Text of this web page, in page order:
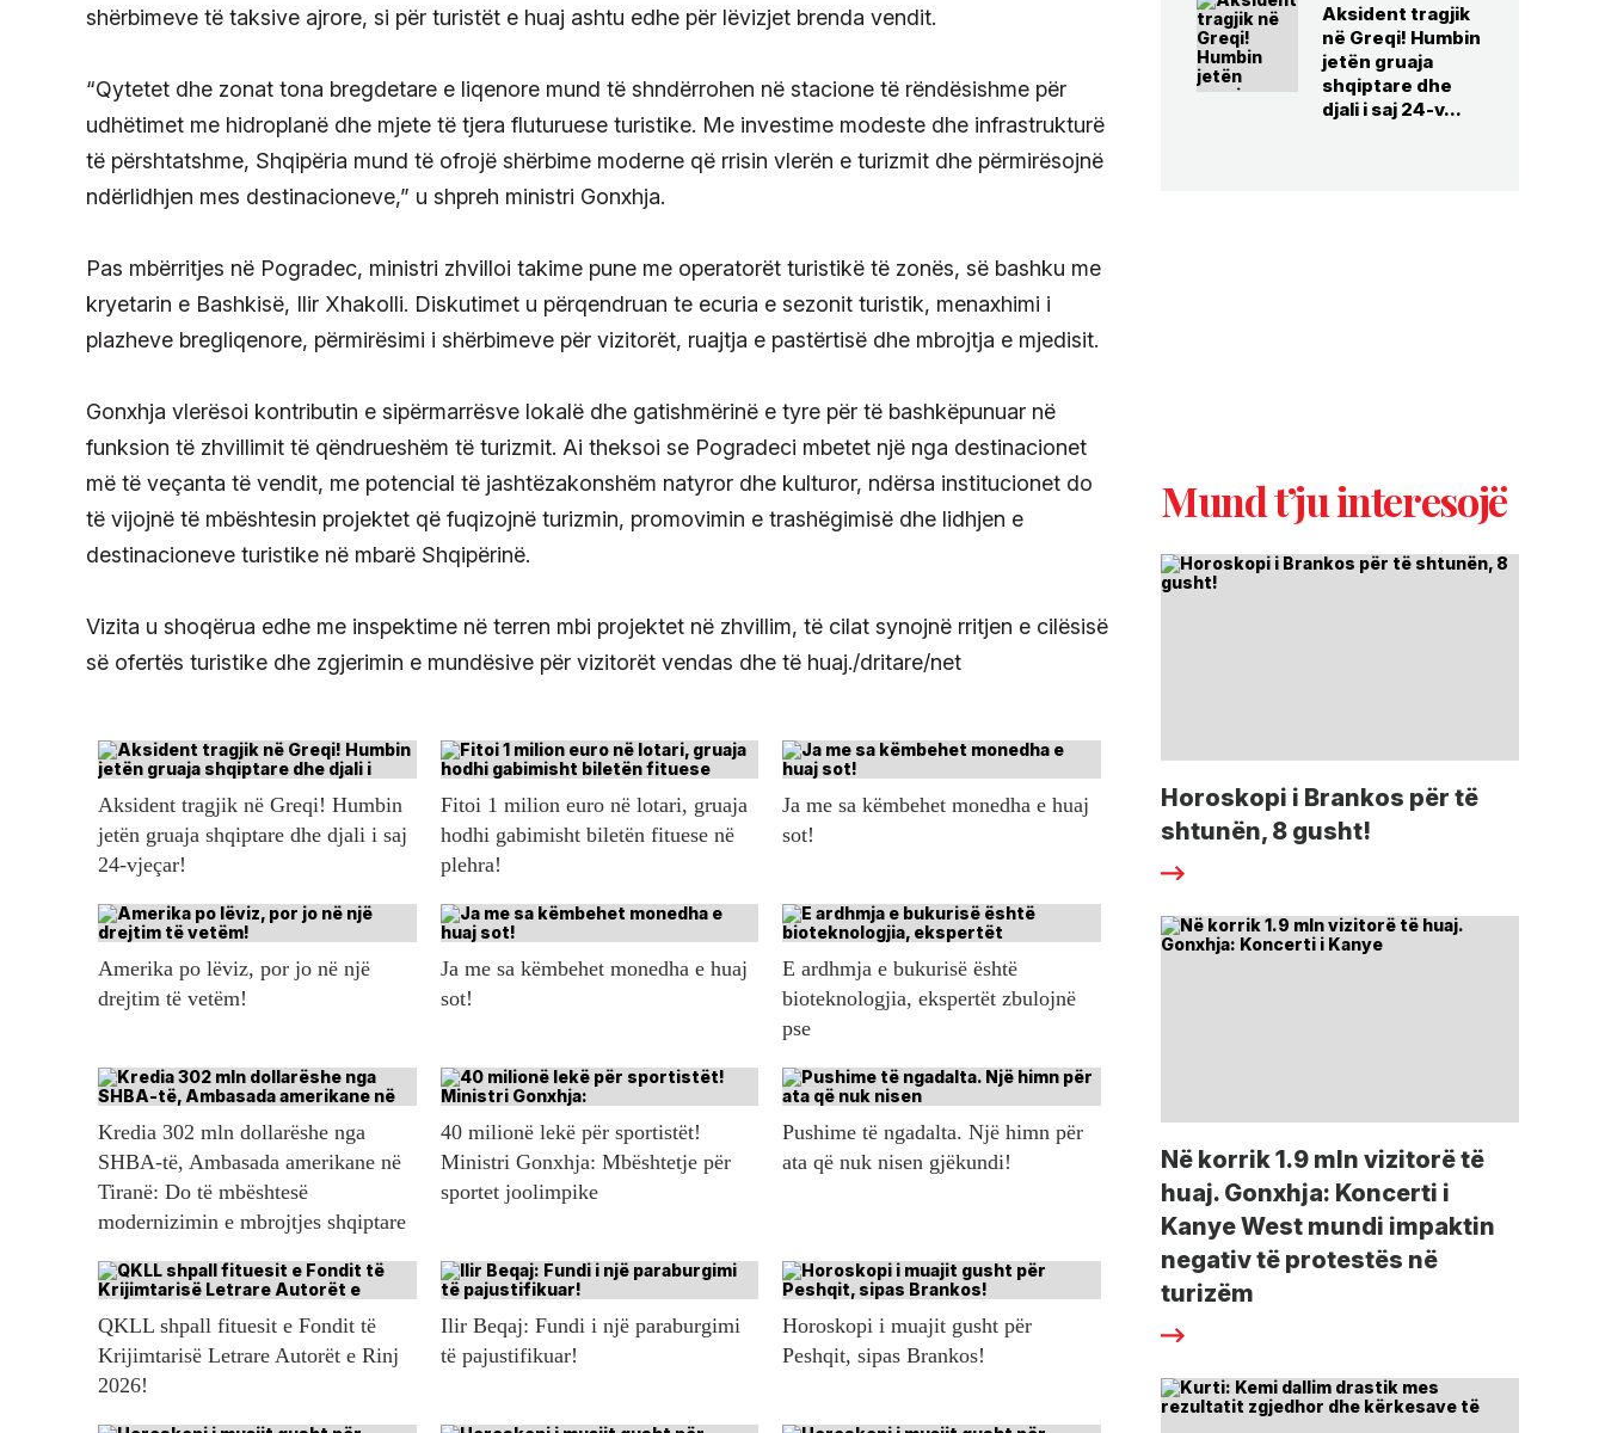
shërbimeve të taksive ajrore, si për turistët e huaj ashtu edhe për lëvizjet brenda vendit.
“Qytetet dhe zonat tona bregdetare e liqenore mund të shndërrohen në stacione të rëndësishme për
udhëtimet me hidroplanë dhe mjete të tjera fluturuese turistike. Me investime modeste dhe infrastrukturë
të përshtatshme, Shqipëria mund të ofrojë shërbime moderne që rrisin vlerën e turizmit dhe përmirësojnë
ndërlidhjen mes destinacioneve,” u shpreh ministri Gonxhja.
Pas mbërritjes në Pogradec, ministri zhvilloi takime pune me operatorët turistikë të zonës, së bashku me
kryetarin e Bashkisë, Ilir Xhakolli. Diskutimet u përqendruan te ecuria e sezonit turistik, menaxhimi i
plazheve bregliqenore, përmirësimi i shërbimeve për vizitorët, ruajtja e pastërtisë dhe mbrojtja e mjedisit.
Gonxhja vlerësoi kontributin e sipërmarrësve lokalë dhe gatishmërinë e tyre për të bashkëpunuar në
funksion të zhvillimit të qëndrueshëm të turizmit. Ai theksoi se Pogradeci mbetet një nga destinacionet
më të veçanta të vendit, me potencial të jashtëzakonshëm natyror dhe kulturor, ndërsa institucionet do
të vijojnë të mbështesin projektet që fuqizojnë turizmin, promovimin e trashëgimisë dhe lidhjen e
destinacioneve turistike në mbarë Shqipërinë.
Vizita u shoqërua edhe me inspektime në terren mbi projektet në zhvillim, të cilat synojnë rritjen e cilësisë
së ofertës turistike dhe zgjerimin e mundësive për vizitorët vendas dhe të huaj./dritare/net
Aksident tragjik në Greqi! Humbin
jetën gruaja shqiptare dhe djali i saj
24-vjeçar!
Fitoi 1 milion euro në lotari, gruaja
hodhi gabimisht biletën fituese në
plehra!
Ja me sa këmbehet monedha e huaj
sot!
Amerika po lëviz, por jo në një
drejtim të vetëm!
Ja me sa këmbehet monedha e huaj
sot!
E ardhmja e bukurisë është
bioteknologjia, ekspertët zbulojnë
pse
Kredia 302 mln dollarëshe nga
SHBA-të, Ambasada amerikane në
Tiranë: Do të mbështesë
modernizimin e mbrojtjes shqiptare
40 milionë lekë për sportistët!
Ministri Gonxhja: Mbështetje për
sportet joolimpike
Pushime të ngadalta. Një himn për
ata që nuk nisen gjëkundi!
QKLL shpall fituesit e Fondit të
Krijimtarisë Letrare Autorët e Rinj
2026!
Ilir Beqaj: Fundi i një paraburgimi
të pajustifikuar!
Horoskopi i muajit gusht për
Peshqit, sipas Brankos!
Aksident tragjik
në Greqi! Humbin
jetën gruaja
shqiptare dhe
djali i saj 24-v...
Mund t’ju interesojë
Horoskopi i Brankos për të
shtunën, 8 gusht!
Në korrik 1.9 mln vizitorë të
huaj. Gonxhja: Koncerti i
Kanye West mundi impaktin
negativ të protestës në
turizëm